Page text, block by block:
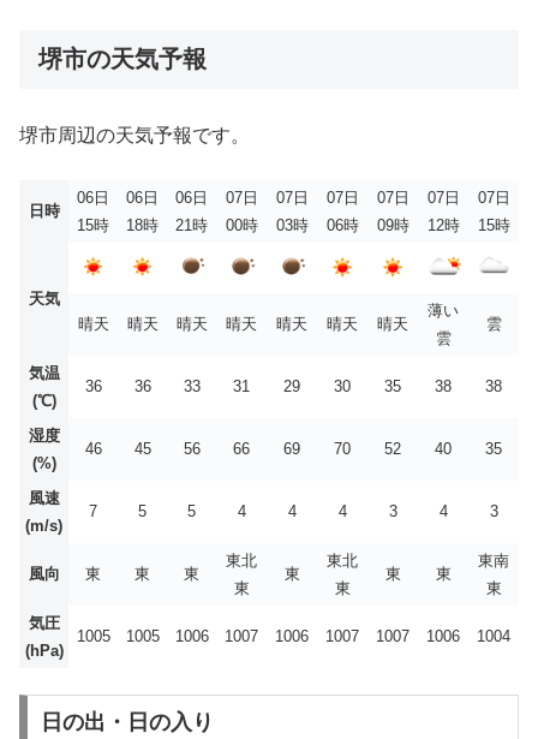
堺市の天気予報
堺市周辺の天気予報です。
日時
06日
15時
06日
18時
06日
21時
07日
00時
07日
03時
07日
06時
07日
09時
07日
12時
07日
15時
天気
晴天
晴天 晴天 晴天 晴天 晴天 晴天
薄い
雲
雲
気温
(℃)
36 36 33 31 29 30 35 38 38
湿度
(%)
46 45 56 66 69 70 52 40 35
風速
(m/s)
7 5 5 4 4 4 3 4 3
風向 東 東 東
東北
東
東
東北
東
東 東
東南
東
気圧
(hPa)
1005 1005 1006 1007 1006 1007 1007 1006 1004
日の出・日の入り